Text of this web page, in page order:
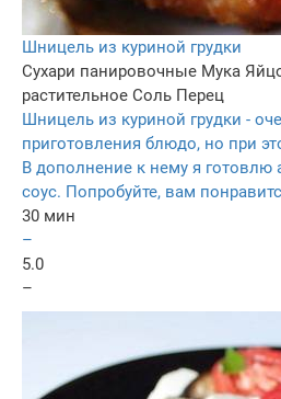
Шницель из куриной грудки
Сухари панировочные Мука
растительное Соль Перец
Шницель из куриной грудки -
приготовления блюдо, но при
В дополнение к нему я готовлю
соус. Попробуйте, вам
30 мин
–
5.0
–